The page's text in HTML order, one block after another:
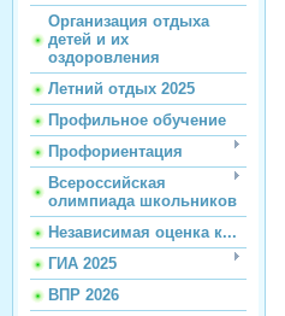
Организация отдыха
детей и их
оздоровления
Летний отдых 2025
Профильное обучение
Профориентация
Всероссийская
олимпиада школьников
Независимая оценка к...
ГИА 2025
ВПР 2026